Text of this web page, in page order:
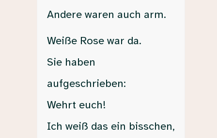
Andere waren auch arm.
Weiße Rose war da.
Sie haben
aufgeschrieben:
Wehrt euch!
Ich weiß das ein bisschen,